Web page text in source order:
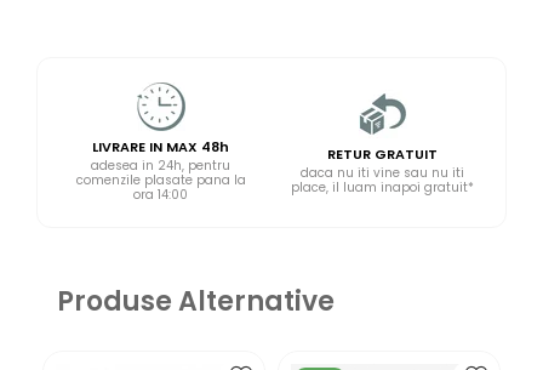
LIVRARE IN MAX 48h
adesea in 24h, pentru
comenzile plasate pana la
ora 14:00
RETUR GRATUIT
daca nu iti vine sau nu iti
place, il luam inapoi gratuit*
Produse Alternative